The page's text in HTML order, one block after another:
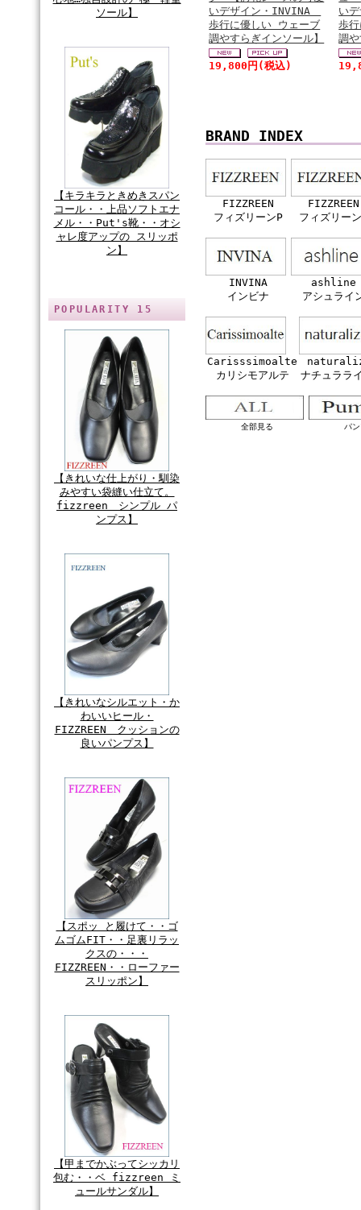
ソール】
【キラキラときめきスパン
コール・・上品ソフトエナ
メル・・Put's靴・・オシ
ャレ度アップの スリッポ
ン】
POPULARITY 15
【きれいな仕上がり・馴染
みやすい袋縫い仕立て。
fizzreen シンプル パ
ンプス】
【きれいなシルエット・か
わいいヒール・
FIZZREEN クッションの
良いパンプス】
【スポッ と履けて・・ゴ
ムゴムFIT・・足裏リラッ
クスの・・・
FIZZREEN・・ローファー
スリッポン】
【甲までかぶってシッカリ
包む・・ベ fizzreen ミ
ュールサンダル】
いデザイン・INVINA
歩行に優しい ウェーブ
調やすらぎインソール】
19,800円(税込)
い
歩
調
BRAND INDEX
FIZZREEN
フィズリーンP
FIZZREEN
フィズリー
INVINA
インビナ
ashline
アシュライ
Carisssimoalte
カリシモアルテ
ナチュララ
全部見る パ